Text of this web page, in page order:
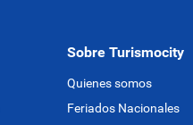
Sobre Turismocity
Quienes somos
Feriados Nacionales